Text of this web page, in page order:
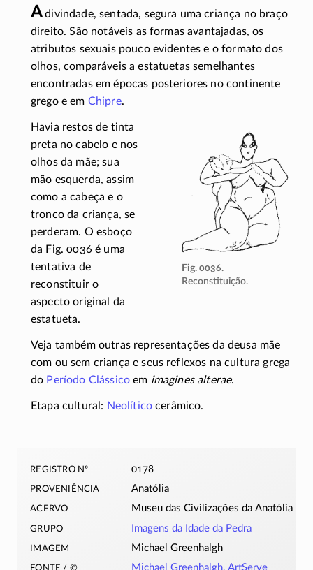
Adivindade, sentada, segura uma criança no braço
direito. São notáveis as formas avantajadas, os
atributos sexuais pouco evidentes e o formato dos
olhos, comparáveis a estatuetas semelhantes
encontradas em épocas posteriores no continente
grego e em Chipre.
Fig. 0036.
Reconstituição.
Havia restos de tinta
preta no cabelo e nos
olhos da mãe; sua
mão esquerda, assim
como a cabeça e o
tronco da criança, se
perderam. O esboço
da Fig. 0036 é uma
tentativa de
reconstituir o
aspecto original da
estatueta.
Veja também outras representações da deusa mãe
com ou sem criança e seus reflexos na cultura grega
do Período Clássico em imagines alterae.
Etapa cultural: Neolítico cerâmico.
registro nº 0178
proveniência Anatólia
acervo Museu das Civilizações da Anatólia
grupo Imagens da Idade da Pedra
imagem Michael Greenhalgh
fonte / © Michael Greenhalgh, ArtServe